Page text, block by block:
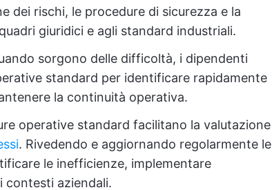
dei rischi, le procedure di sicurezza e la
giuridici e agli standard industriali.
sorgono delle difficoltà, i dipendenti
standard per identificare rapidamente
la continuità operativa.
operative standard facilitano la valutazione
. Rivedendo e aggiornando regolarmente le
le inefficienze, implementare
contesti aziendali.